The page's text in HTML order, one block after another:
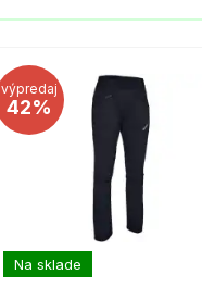
výpredaj
42%
Na sklade